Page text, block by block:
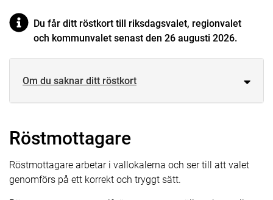
Du får ditt röstkort till riksdagsvalet, regionvalet
och kommunvalet senast den 26 augusti 2026.
Om du saknar ditt röstkort
Röstmottagare
Röstmottagare arbetar i vallokalerna och ser till att valet
genomförs på ett korrekt och tryggt sätt.